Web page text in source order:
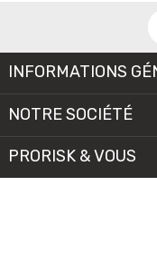
INFORMATIONS
NOTRE SOCIÉTÉ
PRORISK & VOUS